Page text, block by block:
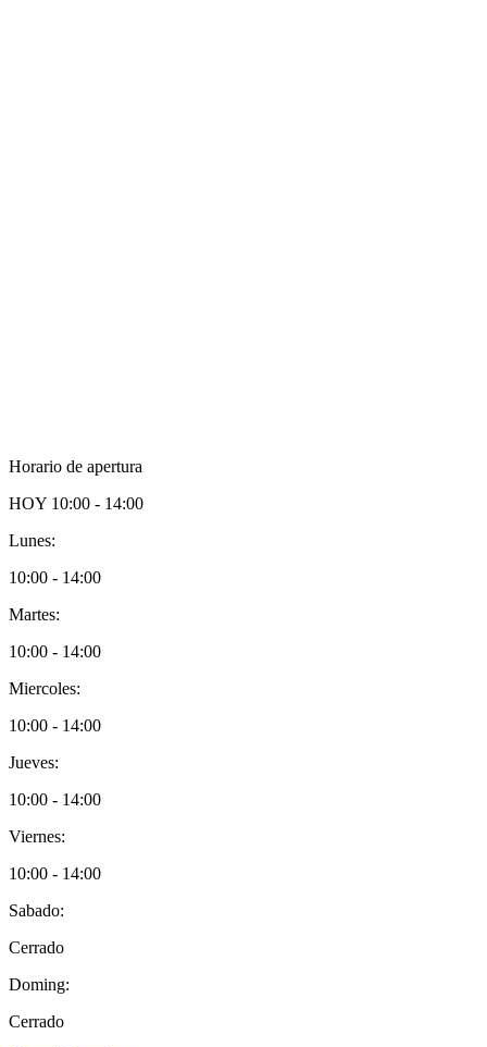
Horario de apertura
HOY 10:00 - 14:00
Lunes:
10:00 - 14:00
Martes:
10:00 - 14:00
Miercoles:
10:00 - 14:00
Jueves:
10:00 - 14:00
Viernes:
10:00 - 14:00
Sabado:
Cerrado
Doming:
Cerrado